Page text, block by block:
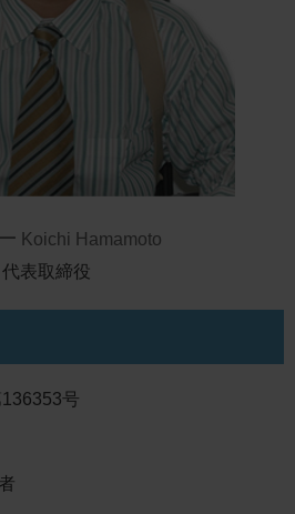
Koichi Hamamoto
代表取締役
号